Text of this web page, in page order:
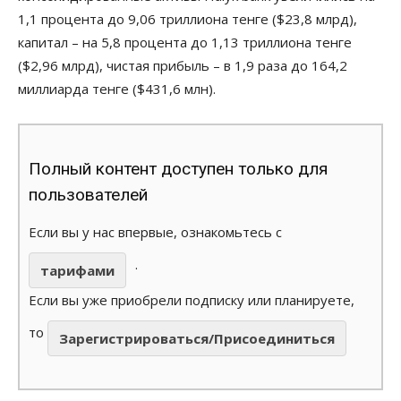
1,1 процента до 9,06 триллиона тенге ($23,8 млрд),
капитал – на 5,8 процента до 1,13 триллиона тенге
($2,96 млрд), чистая прибыль – в 1,9 раза до 164,2
миллиарда тенге ($431,6 млн).
Полный контент доступен только для
пользователей
Если вы у нас впервые, ознакомьтесь с
тарифами
.
Если вы уже приобрели подписку или планируете,
то
Зарегистрироваться/Присоединиться